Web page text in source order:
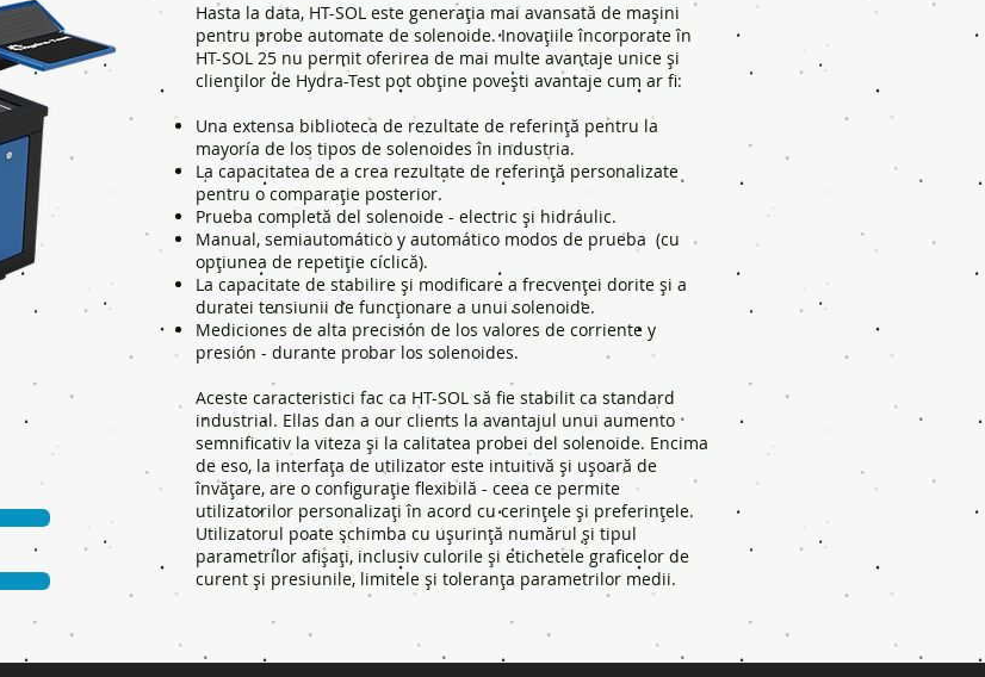
Hasta la data, HT-SOL este generația mai avansată de mașini
pentru probe automate de solenoide. Inovațiile încorporate în
HT-SOL 25 nu permit oferirea de mai multe avantaje unice și
clienților de Hydra-Test pot obține povești avantaje cum ar fi:
Una extensa biblioteca de rezultate de referință pentru la
mayoría de los tipos de solenoides în industria.
La capacitatea de a crea rezultate de referință personalizate
pentru o comparație posterior.
Prueba completă del solenoide - electric și hidráulic.
Manual, semiautomático y automático modos de prueba (cu
opțiunea de repetiție cíclică).
La capacitate de stabilire și modificare a frecvenței dorite și a
duratei tensiunii de funcționare a unui solenoide.
Mediciones de alta precisión de los valores de corriente y
presión - durante probar los solenoides.
Aceste caracteristici fac ca HT-SOL să fie stabilit ca standard
industrial. Ellas dan a our clients la avantajul unui aumento
semnificativ la viteza și la calitatea probei del solenoide. Encima
de eso, la interfața de utilizator este intuitivă și ușoară de
învățare, are o configurație flexibilă - ceea ce permite
utilizatorilor personalizați în acord cu cerințele și preferințele.
Utilizatorul poate schimba cu ușurință numărul și tipul
parametrilor afișați, inclusiv culorile și etichetele graficelor de
curent și presiunile, limitele și toleranța parametrilor medii.